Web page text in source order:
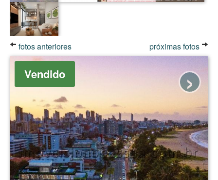
fotos anteriores próximas fotos
›
Vendido